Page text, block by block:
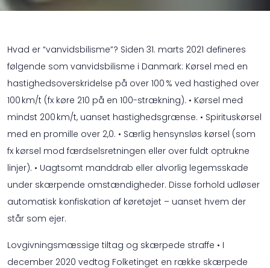
Hvad er “vanvidsbilisme”? Siden 31. marts 2021 defineres
følgende som vanvidsbilisme i Danmark: Kørsel med en
hastighedsoverskridelse på over 100 % ved hastighed over
100 km/t (fx køre 210 på en 100-strækning). • Kørsel med
mindst 200 km/t, uanset hastighedsgrænse. • Spirituskørsel
med en promille over 2,0. • Særlig hensynsløs kørsel (som
fx kørsel mod færdselsretningen eller over fuldt optrukne
linjer). • Uagtsomt manddrab eller alvorlig legemsskade
under skærpende omstændigheder. Disse forhold udløser
automatisk konfiskation af køretøjet – uanset hvem der
står som ejer.
Lovgivningsmæssige tiltag og skærpede straffe • I
december 2020 vedtog Folketinget en række skærpede